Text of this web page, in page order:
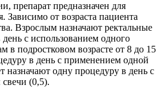
препарат предназначен для
Зависимо от возраста пациента
Взрослым назначают ректальные
с использованием одного
в подростковом возрасте от 8 до 15
в день с применением одной
назначают одну процедуру в день с
(0,5).